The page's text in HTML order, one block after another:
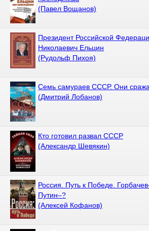
(Павел Вощанов)
Президент Российской
Николаевич Ельцин
(Рудольф Пихоя)
Семь самураев СССР. Они
(Дмитрий Лобанов)
Кто готовил развал СССР
(Александр Шевякин)
Россия. Путь к Победе.
Путин–?
(Алексей Кофанов)